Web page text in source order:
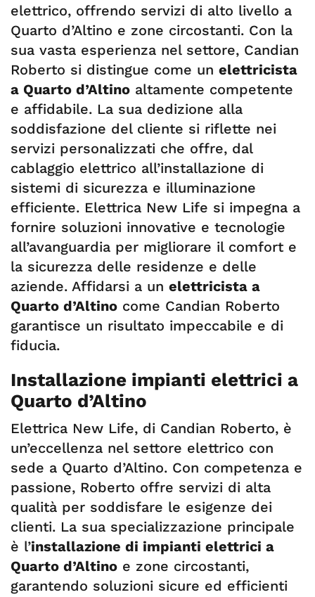
elettrico, offrendo servizi di alto livello a
Quarto d’Altino e zone circostanti. Con la
sua vasta esperienza nel settore, Candian
Roberto si distingue come un elettricista
a Quarto d’Altino altamente competente
e affidabile. La sua dedizione alla
soddisfazione del cliente si riflette nei
servizi personalizzati che offre, dal
cablaggio elettrico all’installazione di
sistemi di sicurezza e illuminazione
efficiente. Elettrica New Life si impegna a
fornire soluzioni innovative e tecnologie
all’avanguardia per migliorare il comfort e
la sicurezza delle residenze e delle
aziende. Affidarsi a un elettricista a
Quarto d’Altino come Candian Roberto
garantisce un risultato impeccabile e di
fiducia.
Installazione impianti elettrici a
Quarto d’Altino
Elettrica New Life, di Candian Roberto, è
un’eccellenza nel settore elettrico con
sede a Quarto d’Altino. Con competenza e
passione, Roberto offre servizi di alta
qualità per soddisfare le esigenze dei
clienti. La sua specializzazione principale
è l’installazione di impianti elettrici a
Quarto d’Altino e zone circostanti,
garantendo soluzioni sicure ed efficienti